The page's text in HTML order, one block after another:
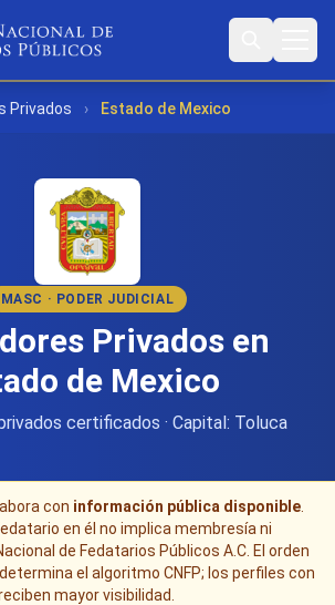
Privados › Estado de Mexico
MASC · PODER JUDICIAL
Privados en
de Mexico
certificados · Capital: Toluca
con información pública disponible
en él no implica membresía ni
de Fedatarios Públicos A.C. El orden
el algoritmo CNFP; los perfiles con
mayor visibilidad.